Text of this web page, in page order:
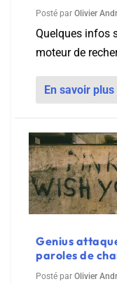
Posté par Olivier
Quelques infos
moteur de
En savoir plus
Genius
paroles de
Posté par Olivier